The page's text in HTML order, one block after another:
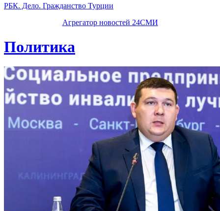
РБК. Дело. Гражданство Турции
Агрегатор новостей 24СМИ
Политика